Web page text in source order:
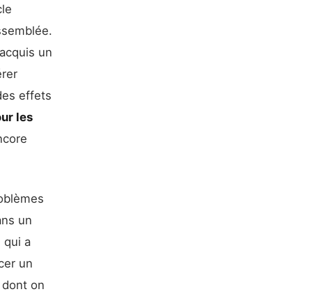
un
effets
les
un
qui a
un
on